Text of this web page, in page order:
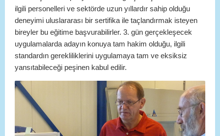
ilgili personelleri ve sektörde uzun yıllardır sahip olduğu
deneyimi uluslararası bir sertifika ile taçlandırmak isteyen
bireyler bu eğitime başvurabilirler. 3. gün gerçekleşecek
uygulamalarda adayın konuya tam hakim olduğu, ilgili
standardın gerekliliklerini uygulamaya tam ve eksiksiz
yansıtabileceği peşinen kabul edilir.